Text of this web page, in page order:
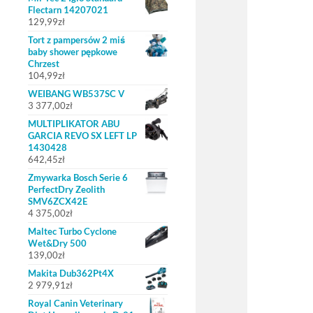
Flectarn 14207021
129,99zł
Tort z pampersów 2 miś
baby shower pępkowe
Chrzest
104,99zł
WEIBANG WB537SC V
3 377,00zł
MULTIPLIKATOR ABU
GARCIA REVO SX LEFT LP
1430428
642,45zł
Zmywarka Bosch Serie 6
PerfectDry Zeolith
SMV6ZCX42E
4 375,00zł
Maltec Turbo Cyclone
Wet&Dry 500
139,00zł
Makita Dub362Pt4X
2 979,91zł
Royal Canin Veterinary